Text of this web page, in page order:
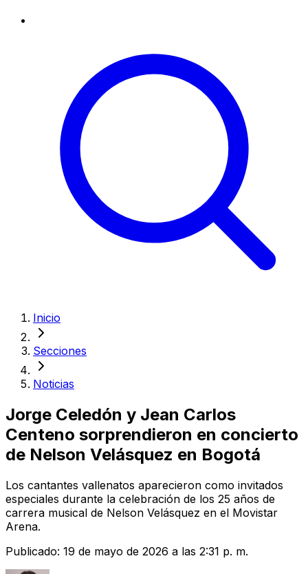
Inicio
Secciones
Noticias
Jorge Celedón y Jean Carlos
Centeno sorprendieron en concierto
de Nelson Velásquez en Bogotá
Los cantantes vallenatos aparecieron como invitados
especiales durante la celebración de los 25 años de
carrera musical de Nelson Velásquez en el Movistar
Arena.
Publicado: 19 de mayo de 2026 a las 2:31 p. m.